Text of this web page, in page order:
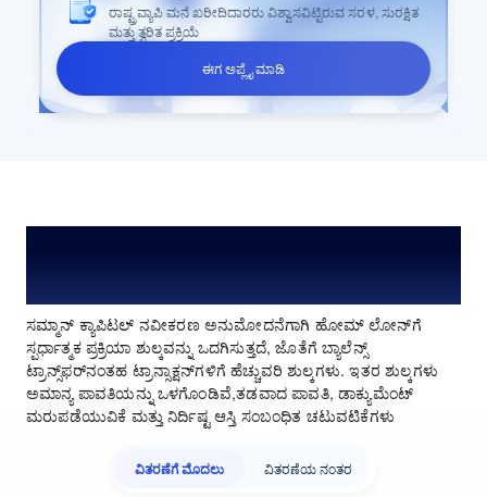
ರಾಷ್ಟ್ರವ್ಯಾಪಿ ಮನೆ ಖರೀದಿದಾರರು ವಿಶ್ವಾಸವಿಟ್ಟಿರುವ ಸರಳ, ಸುರಕ್ಷಿತ
ಮತ್ತು ತ್ವರಿತ ಪ್ರಕ್ರಿಯೆ
ಈಗ ಅಪ್ಲೈ ಮಾಡಿ
ಸಮ್ಮಾನ್ ಕ್ಯಾಪಿಟಲ್ ನವೀಕರಣ ಅನುಮೋದನೆಗಾಗಿ ಹೋಮ್ ಲೋನ್‌ಗೆ
ಸ್ಪರ್ಧಾತ್ಮಕ ಪ್ರಕ್ರಿಯಾ ಶುಲ್ಕವನ್ನು ಒದಗಿಸುತ್ತದೆ, ಜೊತೆಗೆ ಬ್ಯಾಲೆನ್ಸ್
ಟ್ರಾನ್ಸ್‌ಫರ್‌ನಂತಹ ಟ್ರಾನ್ಸಾಕ್ಷನ್‌ಗಳಿಗೆ ಹೆಚ್ಚುವರಿ ಶುಲ್ಕಗಳು. ಇತರ ಶುಲ್ಕಗಳು
ಅಮಾನ್ಯ ಪಾವತಿಯನ್ನು ಒಳಗೊಂಡಿವೆ,ತಡವಾದ ಪಾವತಿ, ಡಾಕ್ಯುಮೆಂಟ್
ಮರುಪಡೆಯುವಿಕೆ ಮತ್ತು ನಿರ್ದಿಷ್ಟ ಆಸ್ತಿ ಸಂಬಂಧಿತ ಚಟುವಟಿಕೆಗಳು
ವಿತರಣೆಗೆ ಮೊದಲು ವಿತರಣೆಯ ನಂತರ